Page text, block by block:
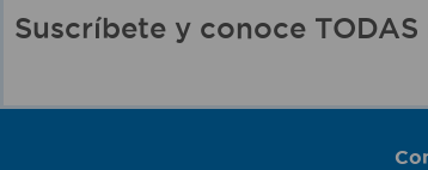
Suscríbete y conoce TODAS